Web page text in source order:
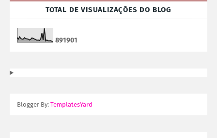
TOTAL DE VISUALIZAÇÕES DO BLOG
891901
Blogger By: TemplatesYard